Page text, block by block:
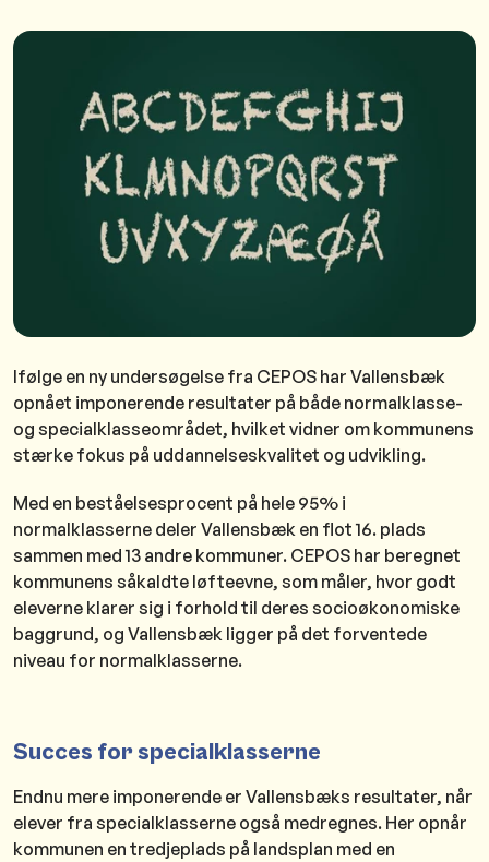
Ifølge en ny undersøgelse fra CEPOS har Vallensbæk
opnået imponerende resultater på både normalklasse-
og specialklasseområdet, hvilket vidner om kommunens
stærke fokus på uddannelseskvalitet og udvikling.
Med en beståelsesprocent på hele 95% i
normalklasserne deler Vallensbæk en flot 16. plads
sammen med 13 andre kommuner. CEPOS har beregnet
kommunens såkaldte løfteevne, som måler, hvor godt
eleverne klarer sig i forhold til deres socioøkonomiske
baggrund, og Vallensbæk ligger på det forventede
niveau for normalklasserne.
Succes for specialklasserne
Endnu mere imponerende er Vallensbæks resultater, når
elever fra specialklasserne også medregnes. Her opnår
kommunen en tredjeplads på landsplan med en